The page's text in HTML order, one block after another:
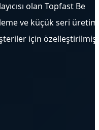
olan Topfast Be
ve küçük seri üretim
için özelleştirilmiş